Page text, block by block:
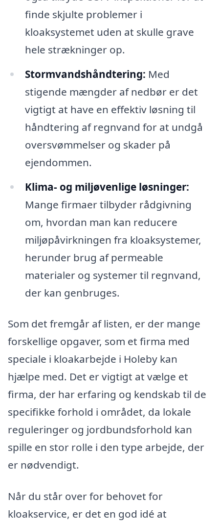
finde skjulte problemer i
kloaksystemet uden at skulle grave
hele strækninger op.
Stormvandshåndtering: Med
stigende mængder af nedbør er det
vigtigt at have en effektiv løsning til
håndtering af regnvand for at undgå
oversvømmelser og skader på
ejendommen.
Klima- og miljøvenlige løsninger:
Mange firmaer tilbyder rådgivning
om, hvordan man kan reducere
miljøpåvirkningen fra kloaksystemer,
herunder brug af permeable
materialer og systemer til regnvand,
der kan genbruges.
Som det fremgår af listen, er der mange
forskellige opgaver, som et firma med
speciale i kloakarbejde i Holeby kan
hjælpe med. Det er vigtigt at vælge et
firma, der har erfaring og kendskab til de
specifikke forhold i området, da lokale
reguleringer og jordbundsforhold kan
spille en stor rolle i den type arbejde, der
er nødvendigt.
Når du står over for behovet for
kloakservice, er det en god idé at